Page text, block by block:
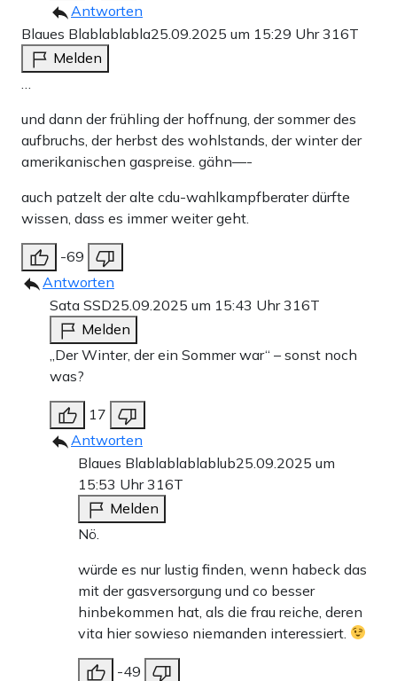
Antworten
Blaues Blablablabla25.09.2025 um 15:29 Uhr316T
Melden
und dann der frühling der hoffnung, der sommer des
aufbruchs, der herbst des wohlstands, der winter der
amerikanischen gaspreise. gähn—-
auch patzelt der alte cdu-wahlkampfberater dürfte
wissen, dass es immer weiter geht.
-69
Antworten
Sata SSD25.09.2025 um 15:43 Uhr316T
Melden
„Der Winter, der ein Sommer war“ – sonst noch
was?
17
Antworten
Blaues Blablablablablub25.09.2025 um
15:53 Uhr316T
Melden
Nö.
würde es nur lustig finden, wenn habeck das
mit der gasversorgung und co besser
hinbekommen hat, als die frau reiche, deren
vita hier sowieso niemanden interessiert.
-49